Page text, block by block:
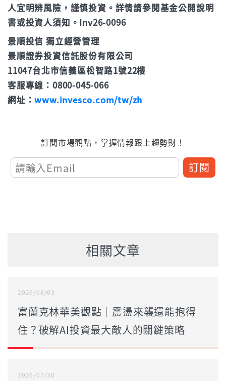
人宜明辨風險，謹慎投資。詳情請參閱基金公開說明
書或投資人須知。Inv26-0096
景順投信 獨立經營管理
景順證券投資信託股份有限公司
11047台北市信義區松智路1號22樓
客服專線：0800-045-066
網址：www.invesco.com/tw/zh
訂閱市場觀點，掌握情報跟上趨勢財！
訂閱
相關文章
2026/08/03
富蘭克林華美觀點｜震盪來襲還能抱得
住？破解AI投資最大敵人的關鍵策略
2026/07/30